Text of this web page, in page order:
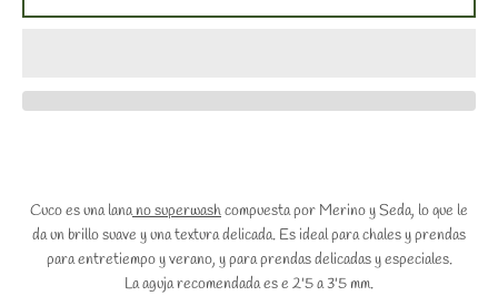
Cuco es una lanano superwashcompuesta por Merino y Seda, lo que le
da un brillo suave y una textura delicada. Es ideal para chales y prendas
para entretiempo y verano, y para prendas delicadas y especiales.
La aguja recomendada es e 2'5 a 3'5 mm.